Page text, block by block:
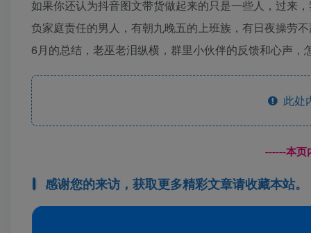
如果你还认为抖音图文带货做起来的只是一些人，过来
负家庭责任的男人，有朝九晚五的上班族，有日夜操劳
6月的总结，老巫老泪纵横，群里小伙伴的反馈和心声，
此处
------本页
感谢您的来访，获取更多精彩文章请收藏本站。